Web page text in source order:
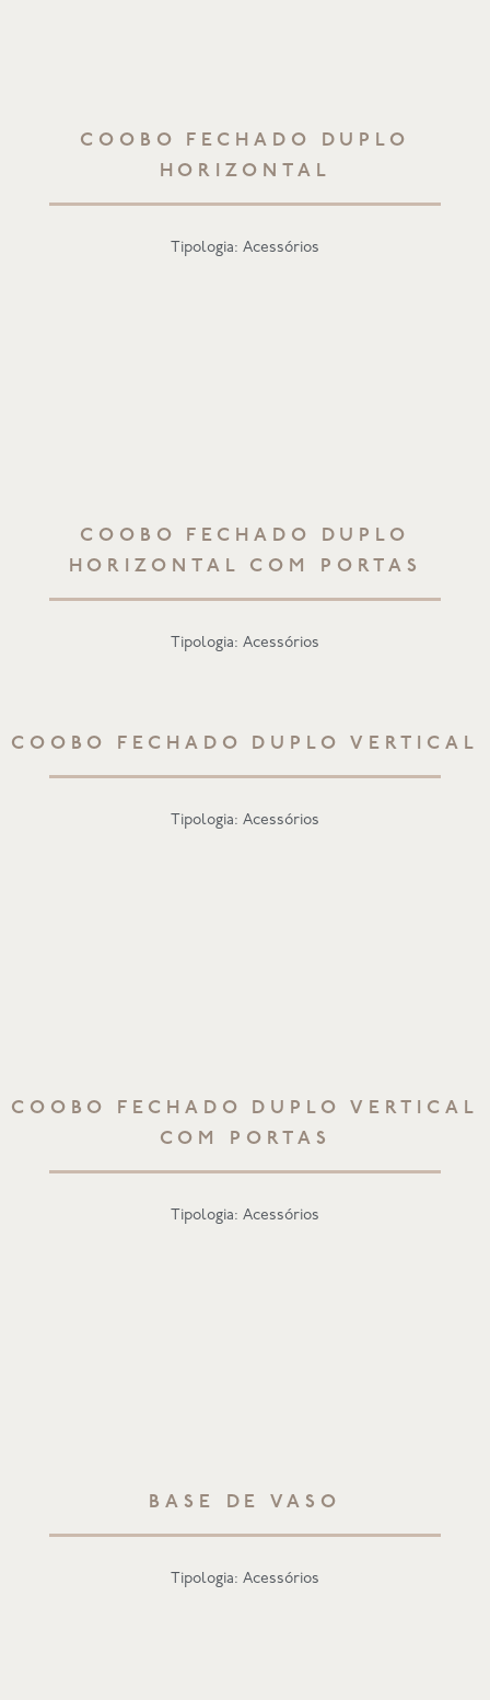
COOBO FECHADO DUPLO
HORIZONTAL
Tipologia: Acessórios
COOBO FECHADO DUPLO
HORIZONTAL COM PORTAS
Tipologia: Acessórios
COOBO FECHADO DUPLO VERTICAL
Tipologia: Acessórios
COOBO FECHADO DUPLO VERTICAL
COM PORTAS
Tipologia: Acessórios
BASE DE VASO
Tipologia: Acessórios